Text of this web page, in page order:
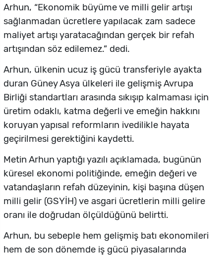
Arhun, “Ekonomik büyüme ve milli gelir artışı
sağlanmadan ücretlere yapılacak zam sadece
maliyet artışı yaratacağından gerçek bir refah
artışından söz edilemez.” dedi.
Arhun, ülkenin ucuz iş gücü transferiyle ayakta
duran Güney Asya ülkeleri ile gelişmiş Avrupa
Birliği standartları arasında sıkışıp kalmaması için
üretim odaklı, katma değerli ve emeğin hakkını
koruyan yapısal reformların ivedilikle hayata
geçirilmesi gerektiğini kaydetti.
Metin Arhun yaptığı yazılı açıklamada, bugünün
küresel ekonomi politiğinde, emeğin değeri ve
vatandaşların refah düzeyinin, kişi başına düşen
milli gelir (GSYİH) ve asgari ücretlerin milli gelire
oranı ile doğrudan ölçüldüğünü belirtti.
Arhun, bu sebeple hem gelişmiş batı ekonomileri
hem de son dönemde iş gücü piyasalarında